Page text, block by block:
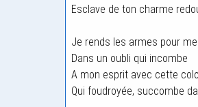
Esclave de ton charme
Je rends les armes pour
Dans un oubli qui incombe
A mon esprit avec cette
Qui foudroyée, succombe